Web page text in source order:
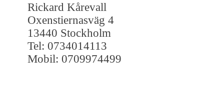
Rickard Kårevall
Oxenstiernasväg 4
13440 Stockholm
Tel: 0734014113
Mobil: 0709974499